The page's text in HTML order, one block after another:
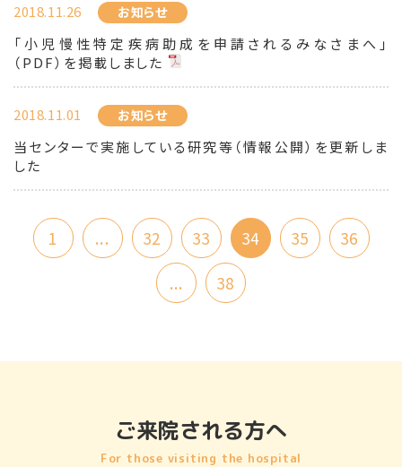
2018.11.26 お知らせ
「小児慢性特定疾病助成を申請されるみなさまへ」
（PDF）を掲載しました
2018.11.01 お知らせ
当センターで実施している研究等（情報公開）を更新しま
した
1 ... 32 33 34 35
36
...
38
ご来院される方へ
For those visiting the hospital